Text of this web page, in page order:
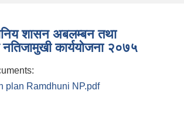
शासन अबलम्बन तथा
नतिजामुखी कार्ययोजना २०७५
plan Ramdhuni NP.pdf